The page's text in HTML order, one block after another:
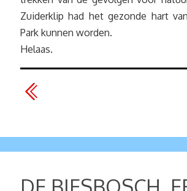
Zuiderklip had het gezonde hart
Park kunnen worden.
Helaas.